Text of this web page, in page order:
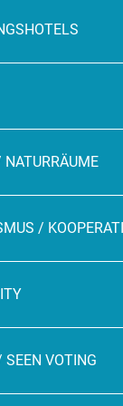
NATURRÄUME
/
SEEN VOTING